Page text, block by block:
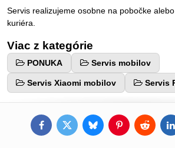
Servis realizujeme osobne na pobočke
kuriéra.
Viac z kategórie
PONUKA Servis mobilov
Servis Xiaomi mobilov Servis
FacebookTwitterBlueskyPinterestReddit